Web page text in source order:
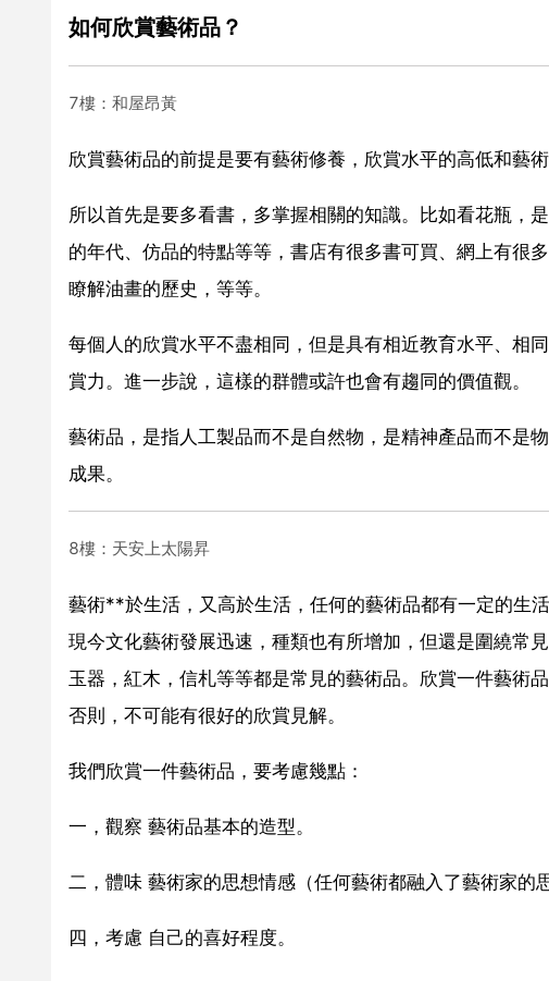
如何欣賞藝術品？
7樓：和屋昂黃
欣賞藝術品的前提是要有藝術修養，欣賞水平的高低和藝
所以首先是要多看書，多掌握相關的知識。比如看花瓶，
的年代、仿品的特點等等，書店有很多書可買、網上有很
瞭解油畫的歷史，等等。
每個人的欣賞水平不盡相同，但是具有相近教育水平、相
賞力。進一步說，這樣的群體或許也會有趨同的價值觀。
藝術品，是指人工製品而不是自然物，是精神產品而不是
成果。
8樓：天安上太陽昇
藝術**於生活，又高於生活，任何的藝術品都有一定的生
現今文化藝術發展迅速，種類也有所增加，但還是圍繞常
玉器，紅木，信札等等都是常見的藝術品。欣賞一件藝術
否則，不可能有很好的欣賞見解。
我們欣賞一件藝術品，要考慮幾點：
一，觀察 藝術品基本的造型。
二，體味 藝術家的思想情感（任何藝術都融入了藝術家的
四，考慮 自己的喜好程度。